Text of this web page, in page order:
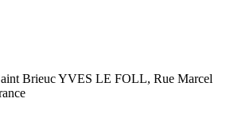
Brieuc YVES LE FOLL, Rue Marcel